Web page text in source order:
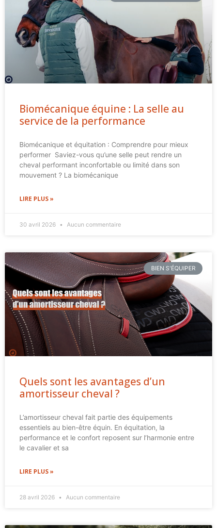
Biomécanique équine : La selle au
service de la performance
Biomécanique et équitation : Comprendre pour mieux
performer Saviez-vous qu’une selle peut rendre un
cheval performant inconfortable ou limité dans son
mouvement ? La biomécanique
LIRE PLUS »
30 avril 2026 Aucun commentaire
BIEN S'ÉQUIPER
Quels sont les avantages d’un
amortisseur cheval ?
L’amortisseur cheval fait partie des équipements
essentiels au bien-être équin. En équitation, la
performance et le confort reposent sur l’harmonie entre
le cavalier et sa
LIRE PLUS »
28 avril 2026 Aucun commentaire